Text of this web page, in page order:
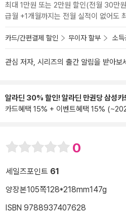
최대 1만원 또는 2만원 할인(전월 30만
급월 +1개월까지는 전월 실적이 없어도
카드/간편결제 할인 무이자 할부 소
관심 저자, 시리즈의 출간 알림을 받아보
알라딘 30% 할인! 알라딘 만권당 삼성카
카드혜택 15% + 이벤트혜택 15%
0
세일즈포인트 61
양장본105쪽128*218mm147g
ISBN 9788937407628